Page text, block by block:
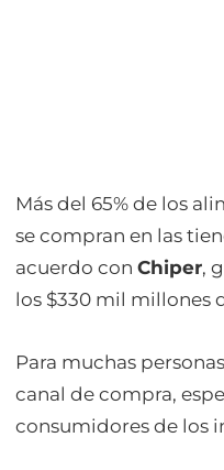
Más del 65% de los
se compran en las
acuerdo con Chiper,
los $330 mil millones
Para muchas
canal de compra,
consumidores de los